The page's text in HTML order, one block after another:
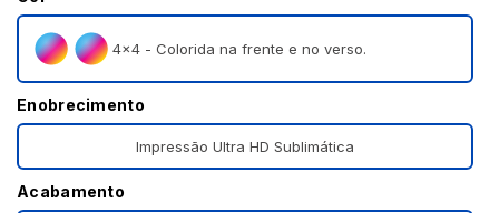
4×4 - Colorida na frente e no verso.
Enobrecimento
Impressão Ultra HD Sublimática
Acabamento